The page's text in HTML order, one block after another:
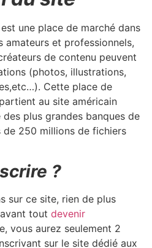
une place de marché dans
amateurs et professionnels,
de contenu peuvent
(photos, illustrations,
Cette place de
au site américain
des plus grandes banques de
de 250 millions de fichiers
?
sur ce site, rien de plus
tout devenir
vous aurez seulement 2
sur le site dédié aux